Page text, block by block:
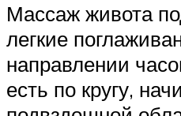
Массаж живота
легкие
направлении
есть по кругу,